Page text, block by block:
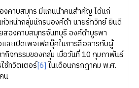
าบสมุทร มีแกนนำคนสำคัญ ได้แก่
วหน้ากลุ่มนักรบองค์ดำ นายรักวิทย์ ยินดี
สองคาบสมุทร​จันทบุรี​ องค์ดำบูรพา​
ละเปิดเพจเฟสบุ๊คในการสื่อสารกับผู้
กิจกรรมของกลุ่ม เมื่อวันที่ 10 กุมภาพันธ์
ช้ทวิตเตอร์[6] ในเดือนกรกฎาคม พ.ศ.
น